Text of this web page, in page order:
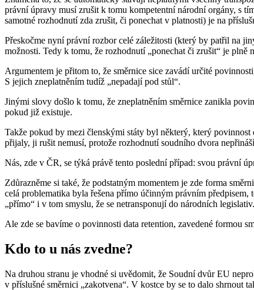
právní úpravy musí zrušit k tomu kompetentní národní orgány, s
samotné rozhodnutí zda zrušit, či ponechat v platnosti) je na
Přeskočme nyní právní rozbor celé záležitosti (který by patřil na
možnosti. Tedy k tomu, že rozhodnutí „ponechat či zrušit“ je
Argumentem je přitom to, že směrnice sice zavádí určité
S jejich zneplatněním tudíž „nepadají pod stůl“.
Jinými slovy došlo k tomu, že zneplatněním směrnice zanikla
pokud již existuje.
Takže pokud by mezi členskými státy byl některý, který
přijaly, ji rušit nemusí, protože rozhodnutí soudního dvora
Nás, zde v ČR, se týká právě tento poslední případ: svou právní
Zdůrazněme si také, že podstatným momentem je zde forma
celá problematika byla řešena přímo účinným právním
„přímo“ i v tom smyslu, že se netransponují do národních
Ale zde se bavíme o povinnosti data retention, zavedené formou
Kdo to u nás zvedne?
Na druhou stranu je vhodné si uvědomit, že Soudní dvůr EU
v příslušné směrnici „zakotvena“. V kostce by se to dalo shrnout